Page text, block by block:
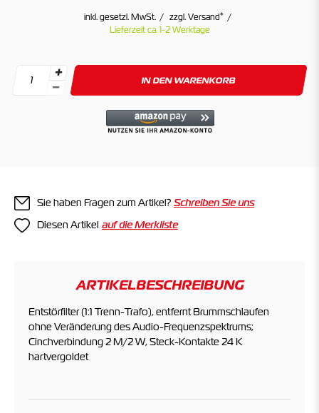
inkl. gesetzl. MwSt. zzgl. Versand*
Lieferzeit ca. 1-2 Werktage
IN DEN WARENKORB
Sie haben Fragen zum Artikel? Schreiben Sie uns
Diesen Artikel
ARTIKELBESCHREIBUNG
Entstörfilter (1:1 Trenn-Trafo), entfernt Brummschlaufen
ohne Veränderung des Audio-Frequenzspektrums;
Cinchverbindung 2 M/2 W, Steck-Kontakte 24 K
hartvergoldet